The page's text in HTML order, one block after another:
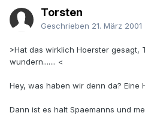
Torsten
Geschrieben 21. März 2001
>Hat das wirklich Hoerster gesagt,
wundern....... <
Hey, was haben wir denn da? Eine
Dann ist es halt Spaemanns und